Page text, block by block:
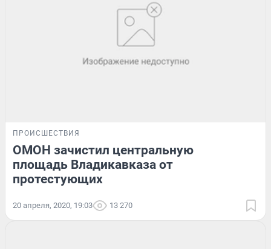
ПРОИСШЕСТВИЯ
ОМОН зачистил центральную
площадь Владикавказа от
протестующих
20 апреля, 2020, 19:03 13 270